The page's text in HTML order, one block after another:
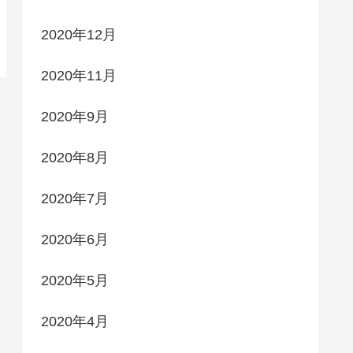
2020年12月
2020年11月
2020年9月
2020年8月
2020年7月
2020年6月
2020年5月
2020年4月